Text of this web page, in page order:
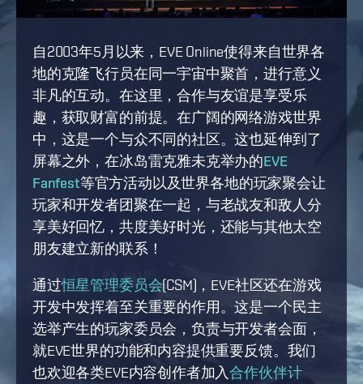
自2003年5月以来，EVE Online使得来自世界各
地的克隆飞行员在同一宇宙中聚首，进行意义
非凡的互动。在这里，合作与友谊是享受乐
趣，获取财富的前提。在广阔的网络游戏世界
中，这是一个与众不同的社区。这也延伸到了
屏幕之外，在冰岛雷克雅未克举办的EVE
Fanfest等官方活动以及世界各地的玩家聚会让
玩家和开发者团聚在一起，与老战友和敌人分
享美好回忆，共度美好时光，还能与其他太空
朋友建立新的联系！
通过恒星管理委员会(CSM)，EVE社区还在游戏
开发中发挥着至关重要的作用。这是一个民主
选举产生的玩家委员会，负责与开发者会面，
就EVE世界的功能和内容提供重要反馈。我们
也欢迎各类EVE内容创作者加入合作伙伴计